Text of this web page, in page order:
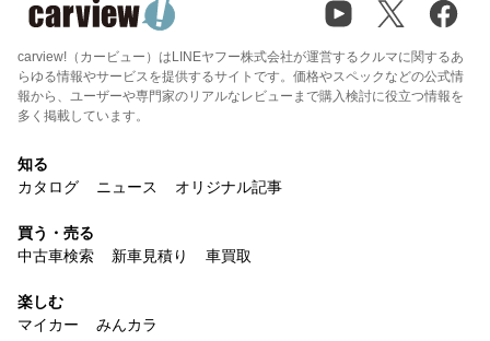
carview!（カービュー）はLINEヤフー株式会社が運営するクルマに関するあ
らゆる情報やサービスを提供するサイトです。価格やスペックなどの公式情
報から、ユーザーや専門家のリアルなレビューまで購入検討に役立つ情報を
多く掲載しています。
知る
カタログ
ニュース オリジナル記事
買う・売る
中古車検索
新車見積り 車買取
楽しむ
マイカー
みんカラ